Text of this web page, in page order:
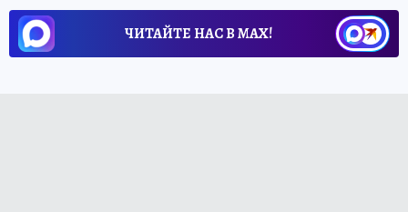
ЧИТАЙТЕ НАС В МАХ!